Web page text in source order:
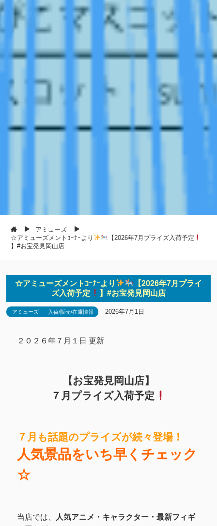
アミューズ
☆アミューズメントｺｰﾅｰより
【2026年7月プライズ入荷予定
】#お宝発見岡山店
☆アミューズメントｺｰﾅｰより
【2026年7月プライ
ズ入荷予定
】#お宝発見岡山店
アミューズ 入荷/販売/在庫情報 2026年7月1日
２０２６年７月１日 更新
【お宝発見岡山店】
７月プライズ入荷予定
７月も話題のプライズが続々登場！
人気景品をいち早くチェック
☆
当店では、
人気アニメ・キャラクター・最新フィギ